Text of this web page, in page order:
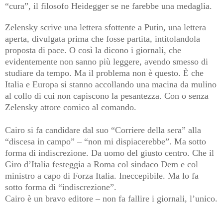
“cura”, il filosofo Heidegger se ne farebbe una medaglia.
Zelensky scrive una lettera sfottente a Putin, una lettera
aperta, divulgata prima che fosse partita, intitolandola
proposta di pace. O così la dicono i giornali, che
evidentemente non sanno più leggere, avendo smesso di
studiare da tempo. Ma il problema non è questo. È che
Italia e Europa si stanno accollando una macina da mulino
al collo di cui non capiscono la pesantezza. Con o senza
Zelensky attore comico al comando.
Cairo si fa candidare dal suo “Corriere della sera” alla
“discesa in campo” – “non mi dispiacerebbe”. Ma sotto
forma di indiscrezione. Da uomo del giusto centro. Che il
Giro d’Italia festeggia a Roma col sindaco Dem e col
ministro a capo di Forza Italia. Ineccepibile. Ma lo fa
sotto forma di “indiscrezione”.
Cairo è un bravo editore – non fa fallire i giornali, l’unico.